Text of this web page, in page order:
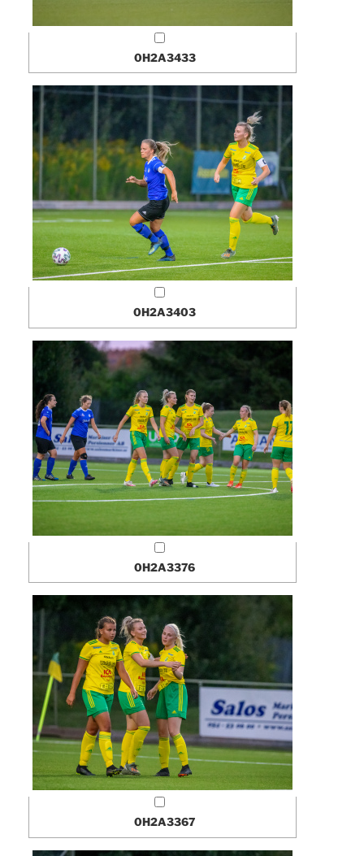
0H2A3433
0H2A3403
0H2A3376
0H2A3367